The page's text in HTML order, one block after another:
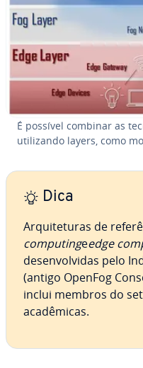
É possível combinar as
uti­li­zando layers, como
Dica
Ar­qui­te­tu­ras de
computingeedge
de­sen­vol­vi­das pelo
(antigo OpenFog
inclui membros do
aca­dê­mi­cas.